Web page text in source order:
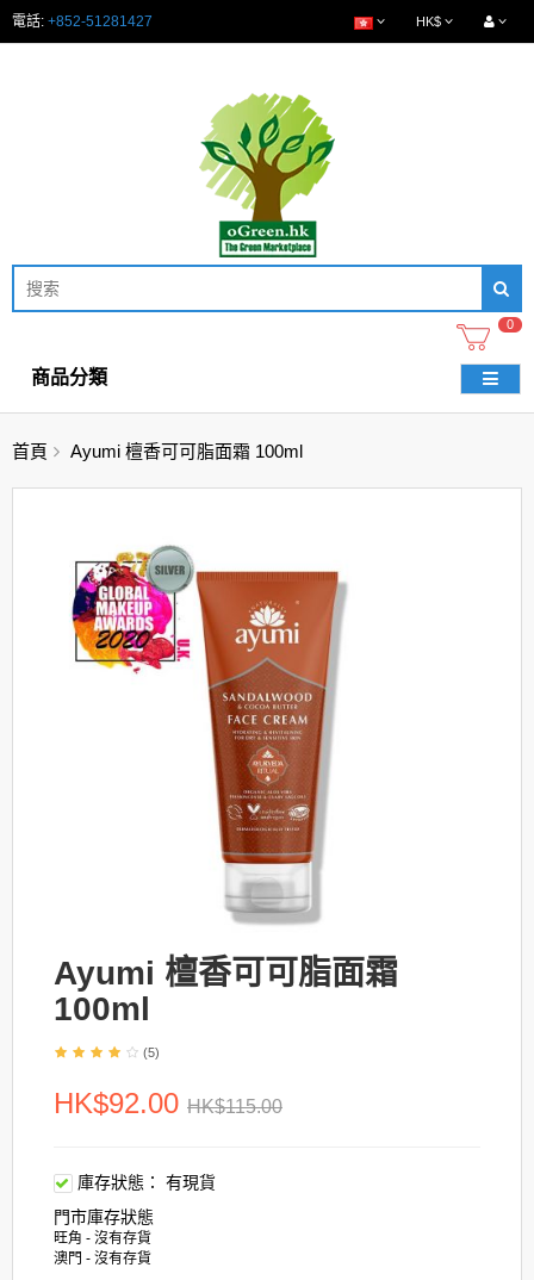
電話: +852-51281427 HK$
0
商品分類
首頁 Ayumi 檀香可可脂面霜 100ml
Ayumi 檀香可可脂面霜
100ml
(5)
HK$92.00 HK$115.00
庫存狀態：
有現貨
門市庫存狀態
旺角 - 沒有存貨
澳門 - 沒有存貨